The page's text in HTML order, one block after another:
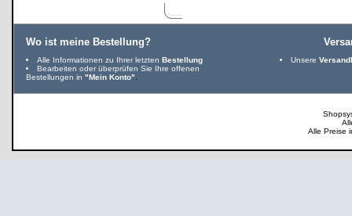
Wo ist meine Bestellung?
Alle Informationen zu Ihrer letzten Bestellung
Bearbeiten oder überprüfen Sie Ihre offenen
Bestellungen in "Mein Konto"
Unsere
Alle Preise